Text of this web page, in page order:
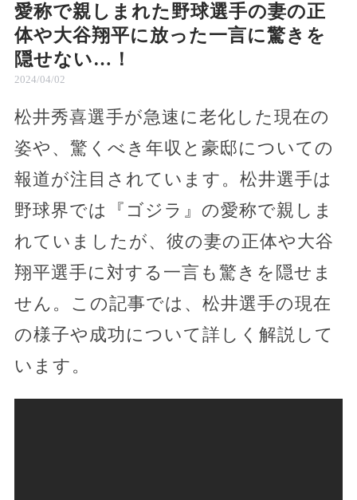
愛称で親しまれた野球選手の妻の正
体や大谷翔平に放った一言に驚きを
隠せない…！
2024/04/02
松井秀喜選手が急速に老化した現在の
姿や、驚くべき年収と豪邸についての
報道が注目されています。松井選手は
野球界では『ゴジラ』の愛称で親しま
れていましたが、彼の妻の正体や大谷
翔平選手に対する一言も驚きを隠せま
せん。この記事では、松井選手の現在
の様子や成功について詳しく解説して
います。